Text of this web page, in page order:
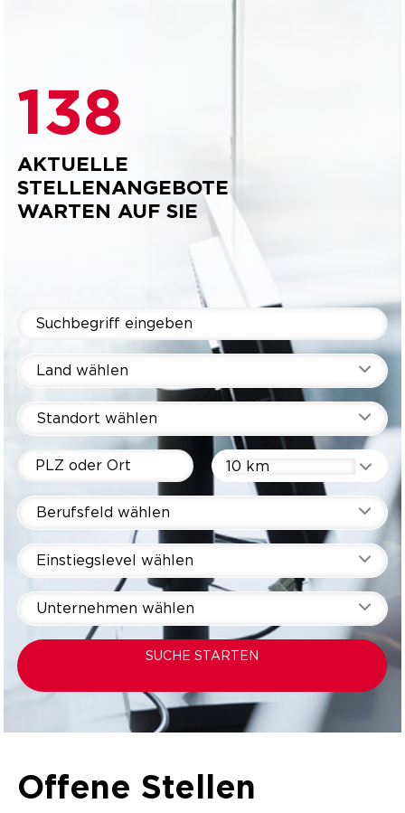
138
AKTUELLE
STELLENANGEBOTE
WARTEN AUF SIE
Land wählen
Standort wählen
10 km
Berufsfeld wählen
Einstiegslevel wählen
Unternehmen wählen
SUCHE STARTEN
Offene Stellen